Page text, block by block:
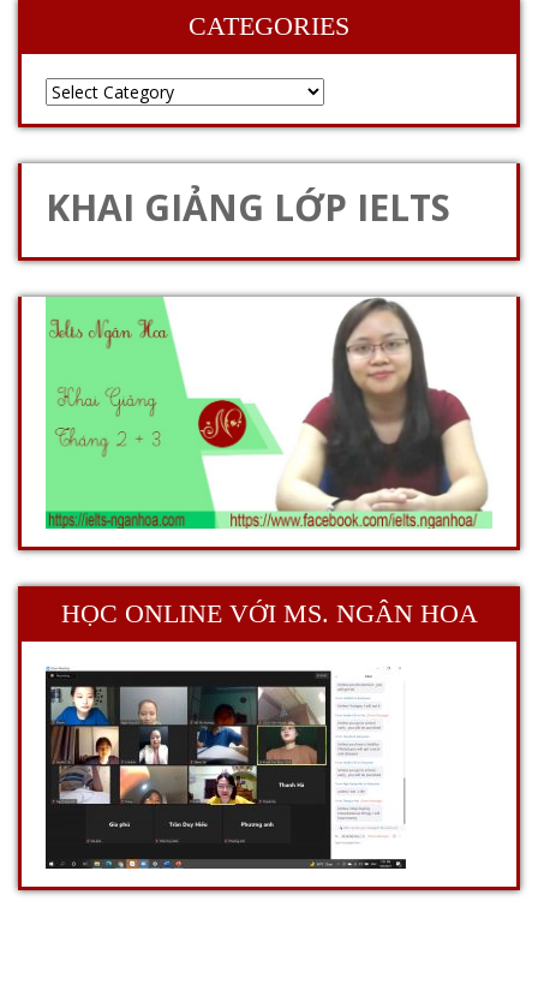
CATEGORIES
KHAI GIẢNG LỚP IELTS
HỌC ONLINE VỚI MS. NGÂN HOA